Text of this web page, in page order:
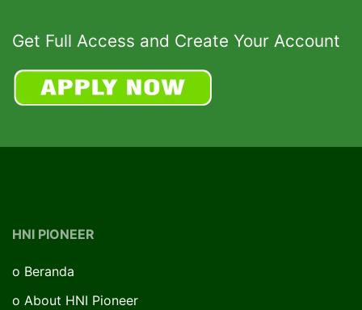
Get Full Access and Create Your Account
HNI PIONEER
o Beranda
o About HNI Pioneer